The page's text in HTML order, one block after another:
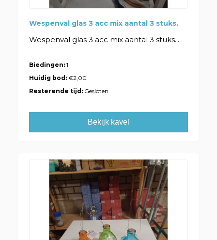
Wespenval glas 3 acc mix aantal 3 stuks.
Wespenval glas 3 acc mix aantal 3 stuks....
Biedingen: 1
Huidig bod:€2,00
Resterende tijd: Gesloten
Bekijk kavel